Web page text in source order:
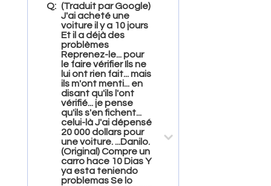
Q: (Traduit par Google)
J'ai acheté une
voiture il y a 10 jours
Et il a déjà des
problèmes
Reprenez-le... pour
le faire vérifier Ils ne
lui ont rien fait... mais
ils m'ont menti... en
disant qu'ils l'ont
vérifié... je pense
qu'ils s'en fichent...
celui-là J'ai dépensé
20 000 dollars pour
une voiture. ...Danilo.
(Original) Compre un
carro hace 10 Dias Y
ya esta teniendo
problemas Se lo